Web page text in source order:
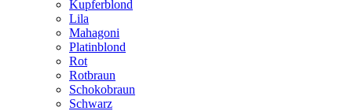
Kupferblond
Lila
Mahagoni
Platinblond
Rot
Rotbraun
Schokobraun
Schwarz